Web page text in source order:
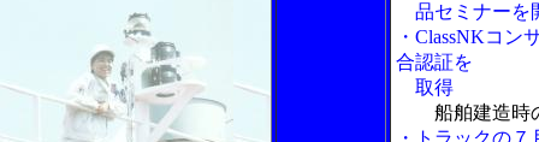
品セミナーを
・ClassNKコン
合認証を
取得
船舶建造時
・トラックの